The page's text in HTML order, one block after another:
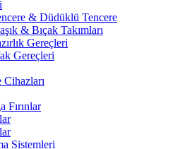
& Düdüklü Tencere
& Bıçak Takımları
Gereçleri
Gereçleri
Fırınlar
Sistemleri